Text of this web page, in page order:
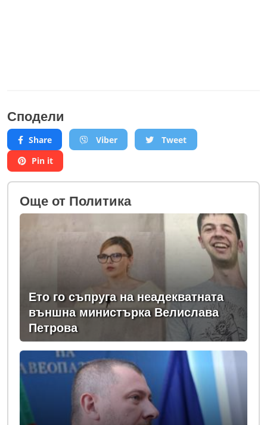
Сподели
Share Viber
Tweet
Pin it
Oще от Политика
Ето го съпруга на неадекватната
външна министърка Велислава
Петрова